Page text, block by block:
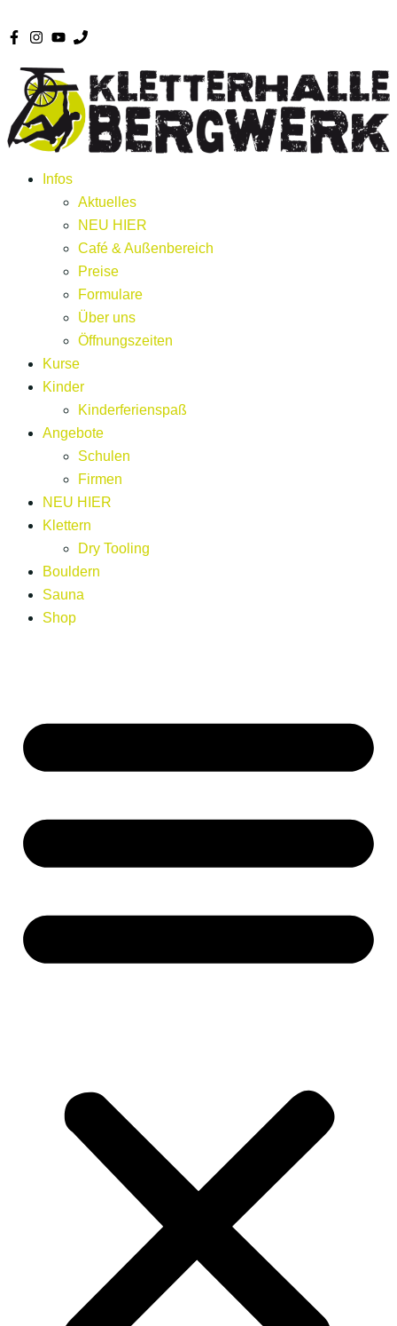
Infos
Aktuelles
NEU HIER
Café & Außenbereich
Preise
Formulare
Über uns
Öffnungszeiten
Kurse
Kinder
Kinderferienspaß
Angebote
Schulen
Firmen
NEU HIER
Klettern
Dry Tooling
Bouldern
Sauna
Shop